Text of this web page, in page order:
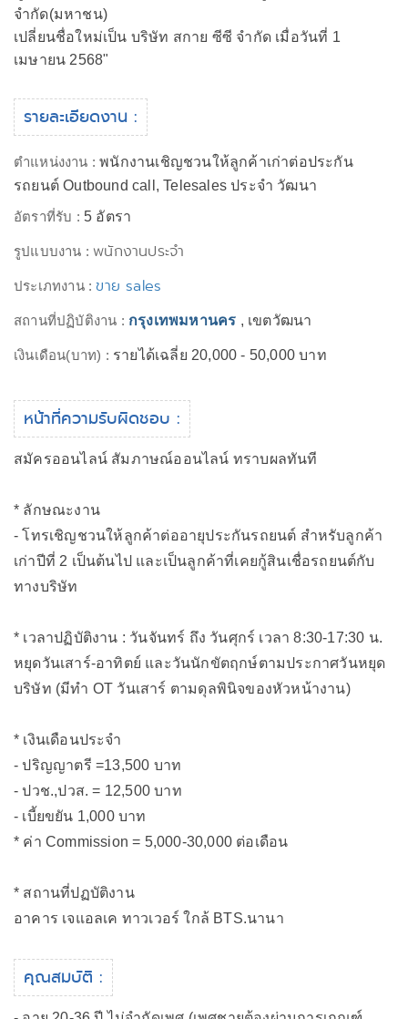
จำกัด(มหาชน)
เปลี่ยนชื่อใหม่เป็น บริษัท สกาย ซีซี จำกัด เมื่อวันที่ 1
เมษายน 2568"
รายละเอียดงาน :
ตำแหน่งงาน :พนักงานเชิญชวนให้ลูกค้าเก่าต่อประกัน
รถยนต์ Outbound call, Telesales ประจำ วัฒนา
อัตราที่รับ : 5 อัตรา
รูปแบบงาน :พนักงานประจำ
ประเภทงาน :ขาย sales
สถานที่ปฏิบัติงาน : กรุงเทพมหานคร , เขตวัฒนา
เงินเดือน(บาท) : รายได้เฉลี่ย 20,000 - 50,000 บาท
หน้าที่ความรับผิดชอบ :
สมัครออนไลน์ สัมภาษณ์ออนไลน์ ทราบผลทันที
* ลักษณะงาน
- โทรเชิญชวนให้ลูกค้าต่ออายุประกันรถยนต์ สำหรับลูกค้า
เก่าปีที่ 2 เป็นต้นไป และเป็นลูกค้าที่เคยกู้สินเชื่อรถยนต์กับ
ทางบริษัท
* เวลาปฏิบัติงาน : วันจันทร์ ถึง วันศุกร์ เวลา 8:30-17:30 น.
หยุดวันเสาร์-อาทิตย์ และวันนักขัตฤกษ์ตามประกาศวันหยุด
บริษัท (มีทำ OT วันเสาร์ ตามดุลพินิจของหัวหน้างาน)
* เงินเดือนประจำ
- ปริญญาตรี =13,500 บาท
- ปวช.,ปวส. = 12,500 บาท
- เบี้ยขยัน 1,000 บาท
* ค่า Commission = 5,000-30,000 ต่อเดือน
* สถานที่ปฏบัติงาน
อาคาร เจแอลเค ทาวเวอร์ ใกล้ BTS.นานา
คุณสมบัติ :